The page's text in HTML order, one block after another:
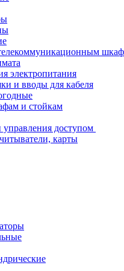
электропитания
и вводы для кабеля
и стойкам
доступом
карты